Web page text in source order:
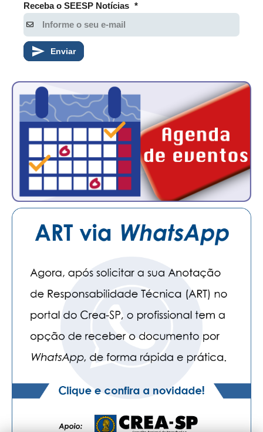
Receba o SEESP Notícias *
Enviar